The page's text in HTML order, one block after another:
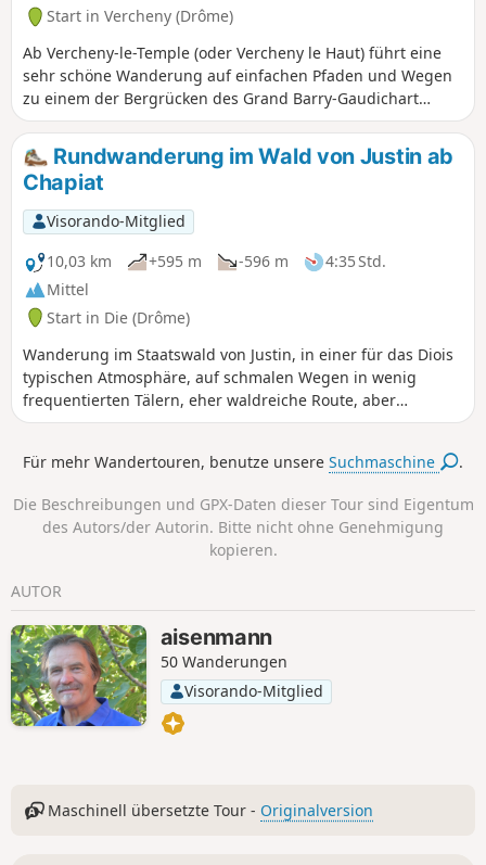
Start in Vercheny (Drôme)
Ab Vercheny-le-Temple (oder Vercheny le Haut) führt eine
sehr schöne Wanderung auf einfachen Pfaden und Wegen
zu einem der Bergrücken des Grand Barry-Gaudichart
sowie zur Burgruine von Barry. Außergewöhnliche
Ausblicke auf den Vercors, die Baronnies und das
Diois.Rückweg teilweise über den Westhang, von wo aus
sich ein weiterer Ausblick auf die Bergrücken von Saoû
bietet, und zum Schluss über den Osthang, über den Pas
de la Bernarde, der zwischen den Felsen angelegt ist (keine
Kletterausrüstung erforderlich).
Rundwanderung im Wald von Justin ab
Chapiat
Visorando-Mitglied
10,03 km
+595 m -596 m
4:35 Std.
Mittel
Start in Die (Drôme)
Wanderung im Staatswald von Justin, in einer für das Diois
typischen Atmosphäre, auf schmalen Wegen in wenig
frequentierten Tälern, eher waldreiche Route, aber
dennoch mit Ausblicken auf die Berge des südlichen
Für mehr Wandertouren, benutze unsereSuchmaschine .
Die Beschreibungen und GPX-Daten dieser Tour sind Eigentum
des Autors/der Autorin. Bitte nicht ohne Genehmigung
kopieren.
AUTOR
aisenmann
50 Wanderungen
Visorando-Mitglied
Maschinell übersetzte Tour - Originalversion